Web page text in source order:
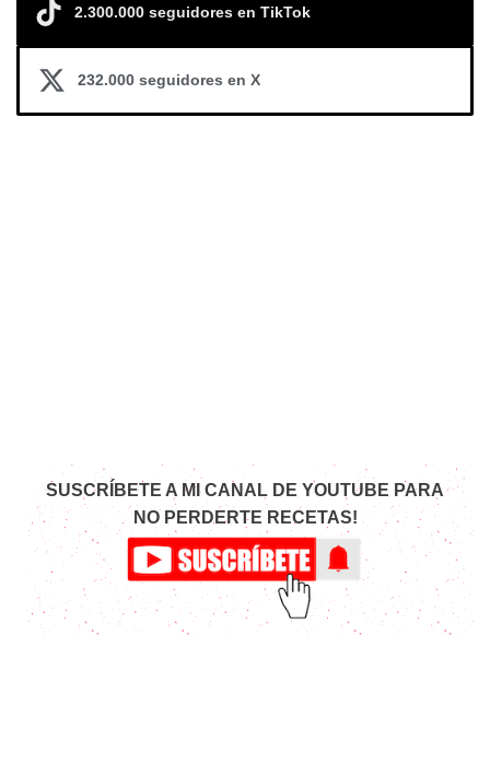
2.300.000 seguidores en TikTok
232.000 seguidores en X
SUSCRÍBETE A MI CANAL DE YOUTUBE PARA
NO PERDERTE RECETAS!